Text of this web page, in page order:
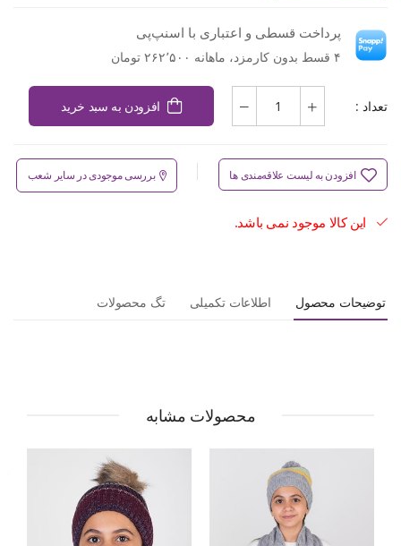
پرداخت قسطی و اعتباری با اسنپ‌پی
۴ قسط بدون کارمزد، ماهانه ۲۶۲٬۵۰۰ تومان
تعداد : افزودن به سبد خرید
افزودن به لیست علاقه‌مندی ها بررسی موجودی در سایر شعب
این کالا موجود نمی باشد.
توضیحات محصول اطلاعات تکمیلی تگ محصولات
محصولات مشابه